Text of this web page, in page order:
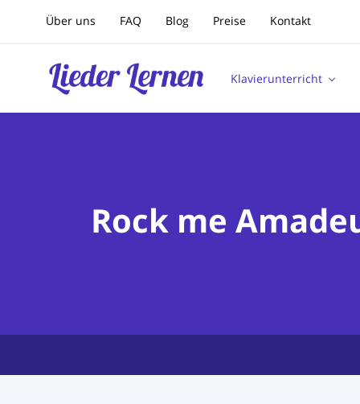
Über uns FAQ Blog Preise Kontakt
Klavierunterricht
Rock me